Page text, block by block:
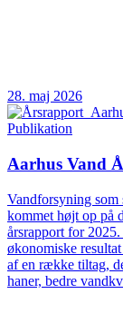
28. maj 2026
Publikation
Aarhus Vand
Vandforsyning
kommet højt op på
årsrapport for
økonomiske
af en række tiltag,
haner, bedre